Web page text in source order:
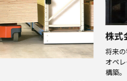
パス 様
大を見据え、保管能力の増強と